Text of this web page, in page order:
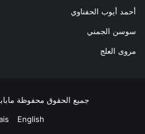
أحمد أيوب الحفناوي
سوسن الجمني
مروى العلج
جميع الحقوق محفوظة
English